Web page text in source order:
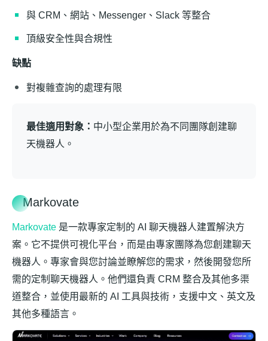
與 CRM、網站、Messenger、Slack 等整合
頂級安全性與合規性
缺點
對複雜查詢的處理有限
最佳適用對象： 中小型企業用於為不同團隊創建聊
天機器人。
Markovate
Markovate 是一款專家定制的 AI 聊天機器人建置解決方
案。它不提供可視化平台，而是由專家團隊為您創建聊天
機器人。專家會與您討論並瞭解您的需求，然後開發您所
需的定制聊天機器人。他們還負責 CRM 整合及其他多渠
道整合，並使用最新的 AI 工具與技術，支援中文、英文及
其他多種語言。